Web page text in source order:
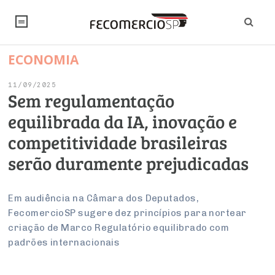
NOTÍCIAS
Artigos
Institucional
Debates Fecomercio-SP
PROJETOS ESPECIAIS:
UM BRASIL
UM BRASIL
Economia
Pesquisas
Brasil
Internacional
Modernização do Estado
Economia Digital
Legislação
Empresas
Arbitragem e Mediação
Varejo
Atacado
Sustentabilidade
ESG
Últimas Notícias
PESQUISAS
FALE CONOSCO
Sobre
Imprensa
CONSELHOS
Conselho de Turismo
EMPRESAS
ECONOMIA
11/09/2025
Sem regulamentação
equilibrada da IA, inovação e
competitividade brasileiras
serão duramente prejudicadas
Em audiência na Câmara dos Deputados,
FecomercioSP sugere dez princípios para nortear
criação de Marco Regulatório equilibrado com
padrões internacionais